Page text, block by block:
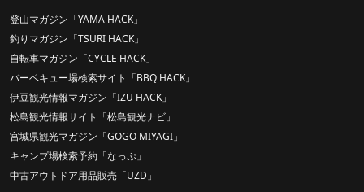
登山マガジン「YAMA HACK」
釣りマガジン「TSURI HACK」
自転車マガジン「CYCLE HACK」
バーベキュー場検索サイト「BBQ HACK」
伊豆観光情報マガジン「IZU HACK」
松島観光情報サイト「松島観光ナビ」
宮城県観光マガジン「GOGO MIYAGI」
キャンプ場検索予約「なっぷ」
中古アウトドア用品販売「UZD」